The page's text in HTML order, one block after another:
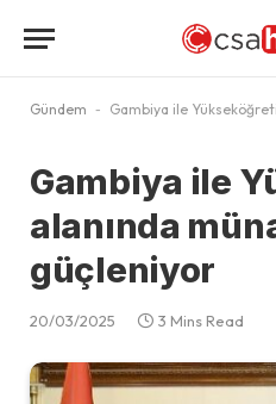
Gündem - Gambiya ile
Gambiya ile
alanında
güçleniyor
20/03/2025 3 Mins Read